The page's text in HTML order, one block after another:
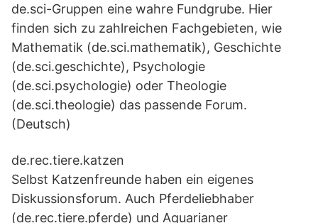
de.sci-Gruppen eine wahre Fundgrube. Hier
finden sich zu zahlreichen Fachgebieten, wie
Mathematik (de.sci.mathematik), Geschichte
(de.sci.geschichte), Psychologie
(de.sci.psychologie) oder Theologie
(de.sci.theologie) das passende Forum.
(Deutsch)
de.rec.tiere.katzen
Selbst Katzenfreunde haben ein eigenes
Diskussionsforum. Auch Pferdeliebhaber
(de.rec.tiere.pferde) und Aquarianer